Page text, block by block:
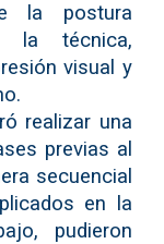
la postura
la técnica,
visual y
realizar una
previas al
secuencial
en la
pudieron